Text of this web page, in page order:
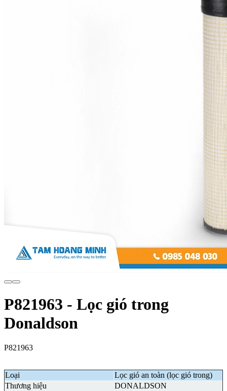
P821963 - Lọc gió trong
Donaldson
P821963
Loại
Lọc gió an toàn (lọc gió trong)
Thương hiệu
DONALDSON